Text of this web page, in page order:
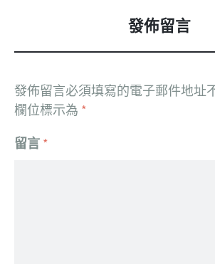
發佈留言
發佈留言必須填寫的電子郵件地址
欄位標示為 *
留言 *